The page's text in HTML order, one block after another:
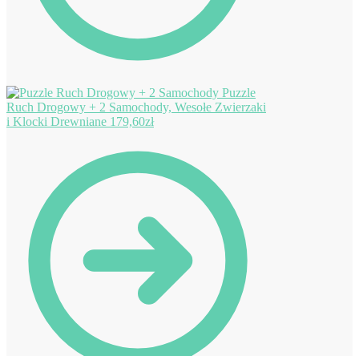
Puzzle
Ruch Drogowy + 2 Samochody, Wesołe Zwierzaki
i Klocki Drewniane 179,60zł